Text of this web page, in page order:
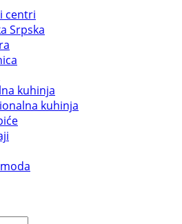
centri
Srpska
kuhinja
kuhinja